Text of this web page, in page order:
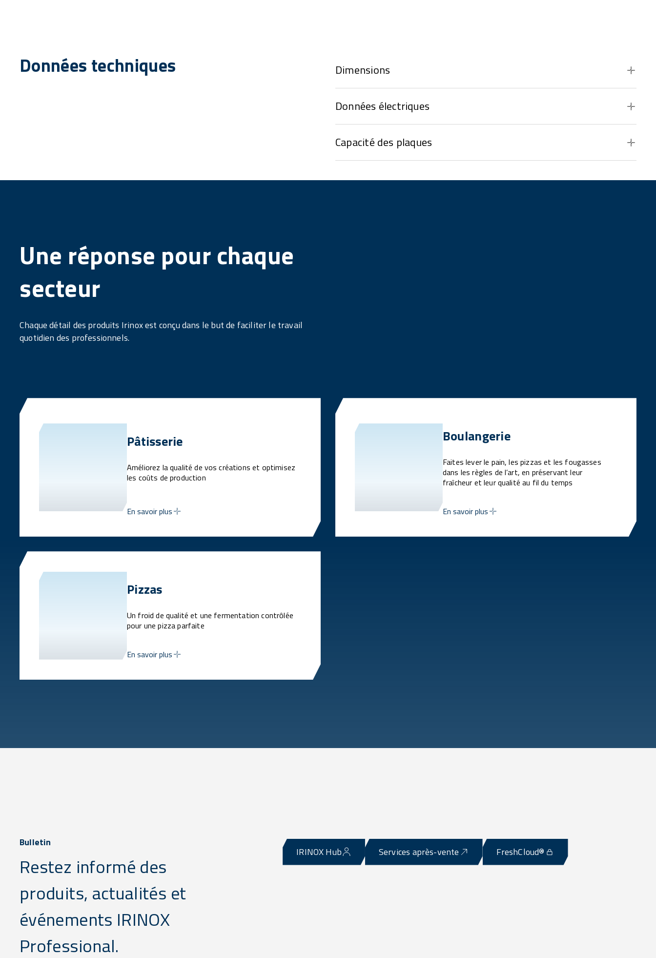
Données techniques Dimensions
Données électriques
Capacité des plaques
Une réponse pour chaque
secteur
Chaque détail des produits Irinox est conçu dans le but de faciliter le travail
quotidien des professionnels.
Pâtisserie
Améliorez la qualité de vos créations et optimisez
les coûts de production
En savoir plus
Boulangerie
Faites lever le pain, les pizzas et les fougasses
dans les règles de l’art, en préservant leur
fraîcheur et leur qualité au fil du temps
En savoir plus
Pizzas
Un froid de qualité et une fermentation contrôlée
pour une pizza parfaite
En savoir plus
Bulletin
Restez informé des
produits, actualités et
événements IRINOX
Professional.
IRINOX Hub Services après-vente FreshCloud®